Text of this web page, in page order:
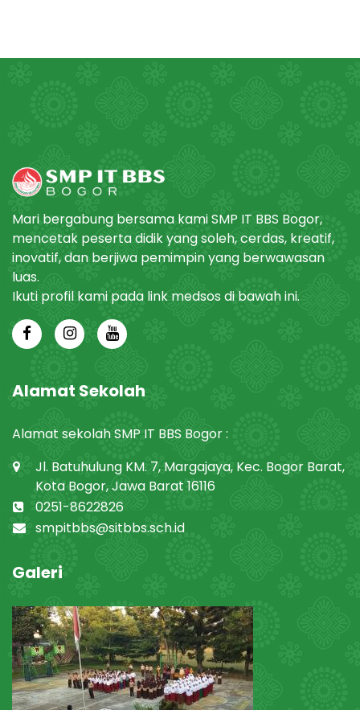
Mari bergabung bersama kami SMP IT BBS Bogor,
mencetak peserta didik yang soleh, cerdas, kreatif,
inovatif, dan berjiwa pemimpin yang berwawasan
luas.
Ikuti profil kami pada link medsos di bawah ini.
Alamat Sekolah
Alamat sekolah SMP IT BBS Bogor :
Jl. Batuhulung KM. 7, Margajaya, Kec. Bogor Barat,
Kota Bogor, Jawa Barat 16116
0251-8622826
smpitbbs@sitbbs.sch.id
Galeri